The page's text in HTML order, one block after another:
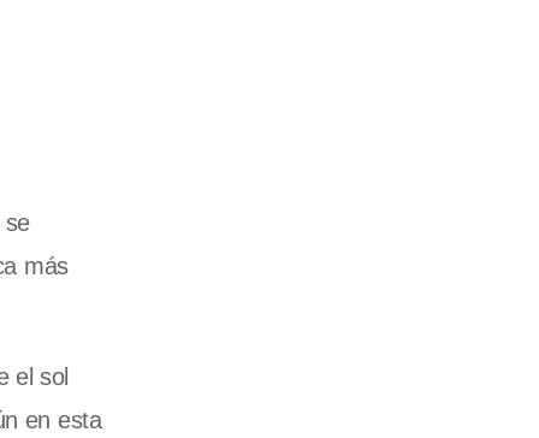
se
más
el sol
en esta